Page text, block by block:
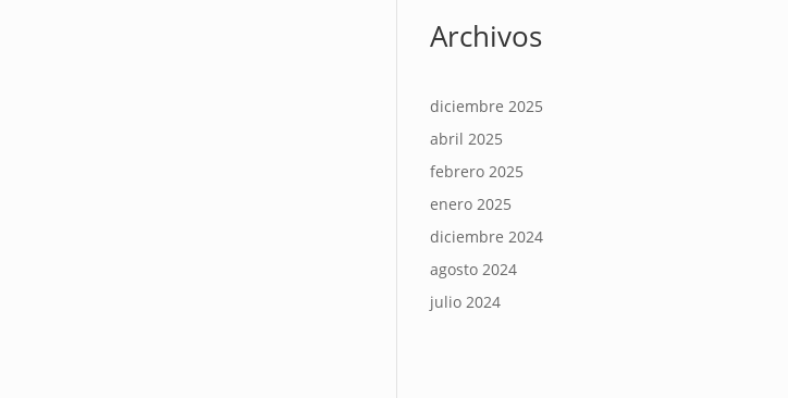
Archivos
diciembre 2025
abril 2025
febrero 2025
enero 2025
diciembre 2024
agosto 2024
julio 2024